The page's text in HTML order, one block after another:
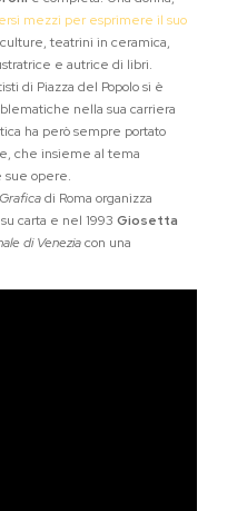
mezzi per esprimere il suo
teatrini in ceramica,
e autrice di libri.
di Piazza del Popolo si è
nella sua carriera
ha però sempre portato
che insieme al tema
sue opere.
di Roma organizza
carta e nel 1993 Giosetta
di Veneziacon una